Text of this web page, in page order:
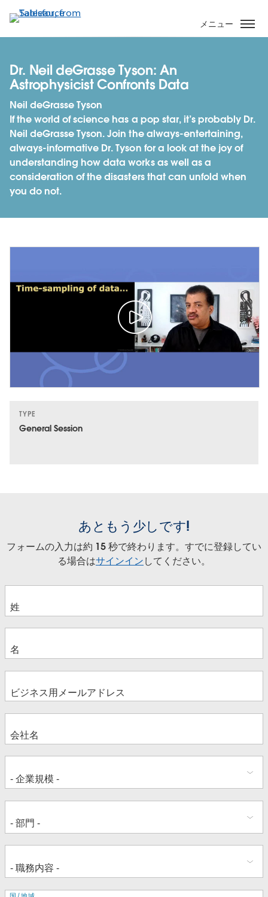
イ
ン
ン
動
メニュー
Dr. Neil deGrasse Tyson: An
Astrophysicist Confronts Data
Neil deGrasse Tyson
If the world of science has a pop star, it’s probably Dr.
Neil deGrasse Tyson. Join the always-entertaining,
always-informative Dr. Tyson for a look at the joy of
understanding how data works as well as a
consideration of the disasters that can unfold when
you do not.
TYPE
General Session
あともう少しです!
フォームの入力は約 15 秒で終わります。すでに登録してい
る場合はサインインしてください。